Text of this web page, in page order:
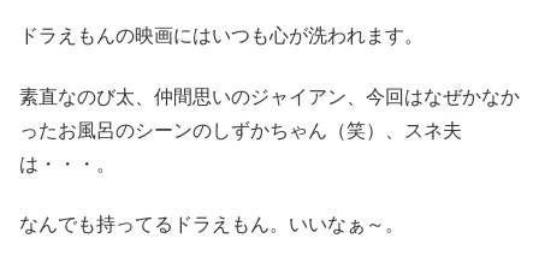
ドラえもんの映画にはいつも心が洗われます。
素直なのび太、仲間思いのジャイアン、今回はなぜかなか
ったお風呂のシーンのしずかちゃん（笑）、スネ夫
は・・・。
なんでも持ってるドラえもん。いいなぁ～。